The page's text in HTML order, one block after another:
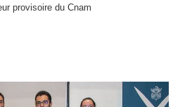
provisoire du Cnam